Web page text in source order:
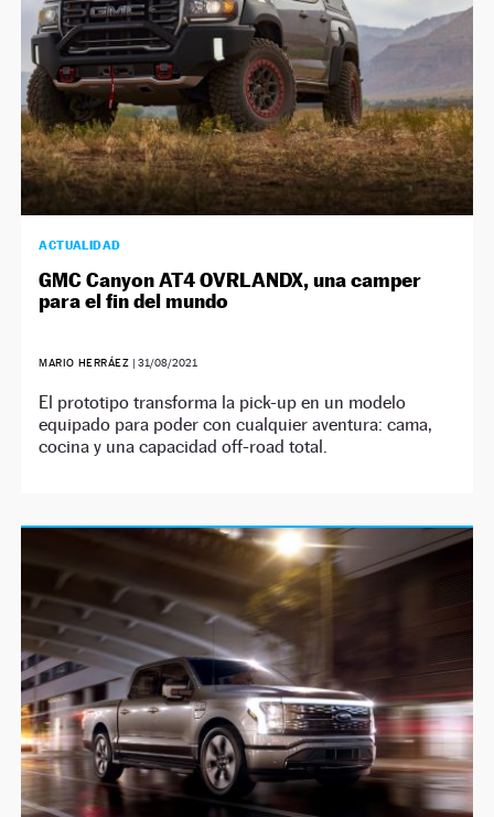
ACTUALIDAD
GMC Canyon AT4 OVRLANDX, una camper
para el fin del mundo
MARIO HERRÁEZ | 31/08/2021
El prototipo transforma la pick-up en un modelo
equipado para poder con cualquier aventura: cama,
cocina y una capacidad off-road total.